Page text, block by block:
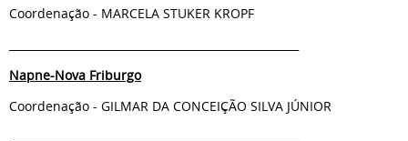
Coordenação - MARCELA STUKER KROPF
Napne-Nova Friburgo
Coordenação - GILMAR DA CONCEIÇÃO SILVA JÚNIOR